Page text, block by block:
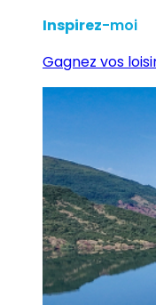
Inspirez-moi
Gagnez vos